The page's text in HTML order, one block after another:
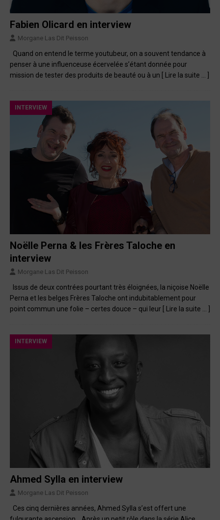
Fabien Olicard en interview
Morgane Las Dit Peisson
Quand on entend le terme youtubeur, on a souvent tendance à
penser à une influenceuse écervelée s’étant donnée pour
mission de tester des produits de beauté ou à un [ Lire la suite … ]
INTERVIEW
Noëlle Perna & les Frères Taloche en
interview
Morgane Las Dit Peisson
Issus de deux contrées pourtant très éloignées, la niçoise Noëlle
Perna et les belges Frères Taloche ont indubitablement pour
point commun une folie – certes douce – qui leur [ Lire la suite … ]
INTERVIEW
Ahmed Sylla en interview
Morgane Las Dit Peisson
Ces cinq dernières années, Ahmed Sylla s’est offert une